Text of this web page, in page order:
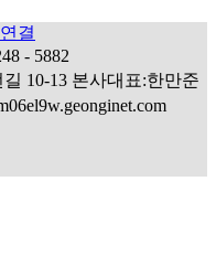
결
- 5882
10-13 본사대표:한만준